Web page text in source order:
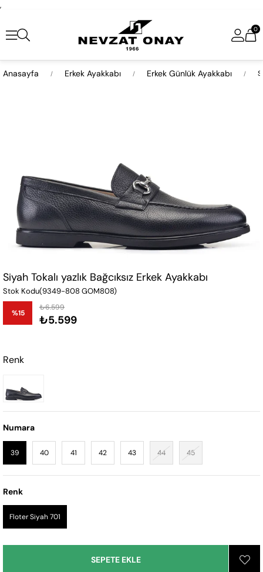
,
0
Anasayfa Erkek Ayakkabı Erkek Günlük Ayakkabı
Siyah Tokalı yazlık Bağcıksız Erkek Ayakkabı
Stok Kodu(9349-808 GOM808)
%15
İndirim
₺6.599
₺5.599
Renk
Numara
39 40 41 42 43 44 45
Renk
Floter Siyah 701